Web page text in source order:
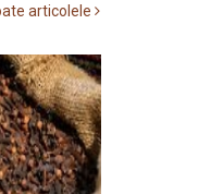
articolele